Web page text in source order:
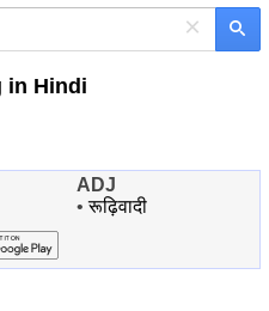
×
in Hindi
ADJ
•रूढ़िवादी